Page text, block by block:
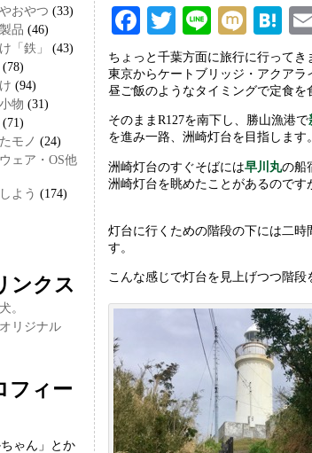
おやつ (33)
品 (46)
「鉄」
(43)
(78)
(94)
物 (31)
(71)
モノ (24)
ェア・OS他
よう (174)
ンクス
。
リジナル
フィー
ゃん」とか
F
ac
eb
oo
k
T
wi
tt
er
Li
ne
M
ix
i
H
at
en
a
ちょっと千葉方面に旅行に行って
東京からケートブリッジ・アクア
昼ご飯のようなタイミングで定食を
そのままR127を南下し、勝山漁港で
を進み一路、洲崎灯台を目指します。
洲崎灯台のすぐそばには早川丸の船
洲崎灯台を眺めたことがあるのです
灯台に行くための階段の下には二時
す。
こんな感じで灯台を見上げつつ階段